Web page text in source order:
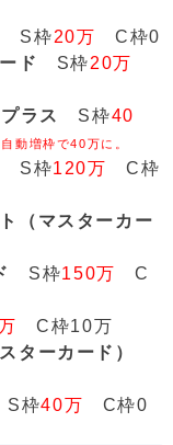
S枠20万 C枠0
ド S枠20万
ラス S枠40
動増枠で40万に。
S枠120万 C枠
（マスターカー
S枠150万
C
C枠10万
スターカード）
S枠40万 C枠0